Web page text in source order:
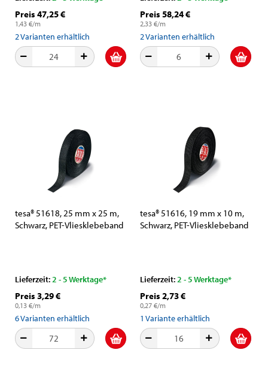
Preis 47,25 €
1,43 €/m
2Varianten erhältlich
Preis 58,24 €
2,33 €/m
2Varianten erhältlich
tesa® 51618, 25 mm x 25 m,
Schwarz, PET-Vliesklebeband
Lieferzeit:2 - 5 Werktage*
Preis 3,29 €
0,13 €/m
6Varianten erhältlich
tesa® 51616, 19 mm x 10 m,
Schwarz, PET-Vliesklebeband
Lieferzeit:2 - 5 Werktage*
Preis 2,73 €
0,27 €/m
1 Variante erhältlich